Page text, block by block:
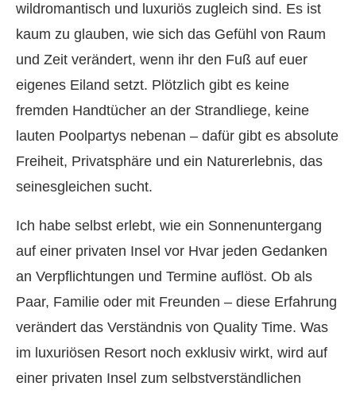
wildromantisch und luxuriös zugleich sind. Es ist
kaum zu glauben, wie sich das Gefühl von Raum
und Zeit verändert, wenn ihr den Fuß auf euer
eigenes Eiland setzt. Plötzlich gibt es keine
fremden Handtücher an der Strandliege, keine
lauten Poolpartys nebenan – dafür gibt es absolute
Freiheit, Privatsphäre und ein Naturerlebnis, das
seinesgleichen sucht.
Ich habe selbst erlebt, wie ein Sonnenuntergang
auf einer privaten Insel vor Hvar jeden Gedanken
an Verpflichtungen und Termine auflöst. Ob als
Paar, Familie oder mit Freunden – diese Erfahrung
verändert das Verständnis von Quality Time. Was
im luxuriösen Resort noch exklusiv wirkt, wird auf
einer privaten Insel zum selbstverständlichen